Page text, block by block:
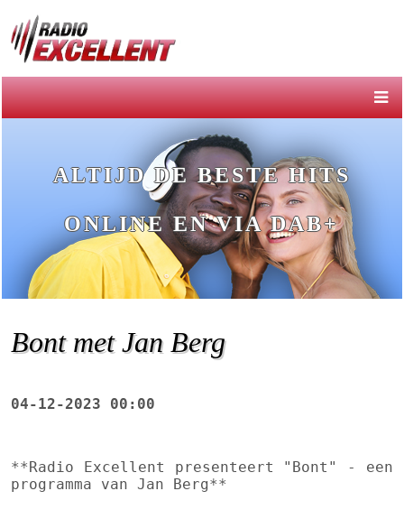
ALTIJD DE BESTE HITS
ONLINE EN VIA DAB+
Bont met Jan Berg
04-12-2023 00:00
**Radio Excellent presenteert "Bont" - een
programma van Jan Berg**